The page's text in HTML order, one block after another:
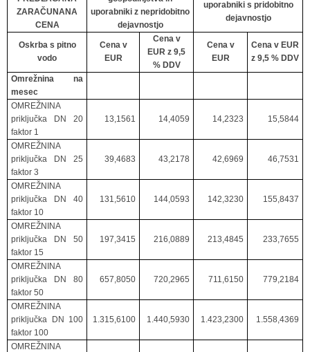
ZARAČUNANA
CENA
uporabniki z nepridobitno
dejavnostjo
uporabniki s pridobitno
dejavnostjo
Oskrba s pitno
vodo
Cena v
EUR
Cena v
EUR z 9,5
% DDV
Cena v
EUR
Cena v EUR
z 9,5 % DDV
Omrežnina na
mesec
OMREŽNINA
priključka DN 20
faktor 1
13,1561 14,4059 14,2323 15,5844
OMREŽNINA
priključka DN 25
faktor 3
39,4683 43,2178 42,6969 46,7531
OMREŽNINA
priključka DN 40
faktor 10
131,5610 144,0593 142,3230 155,8437
OMREŽNINA
priključka DN 50
faktor 15
197,3415 216,0889 213,4845 233,7655
OMREŽNINA
priključka DN 80
faktor 50
657,8050 720,2965 711,6150 779,2184
OMREŽNINA
priključka DN 100
faktor 100
1.315,6100 1.440,5930 1.423,2300 1.558,4369
OMREŽNINA